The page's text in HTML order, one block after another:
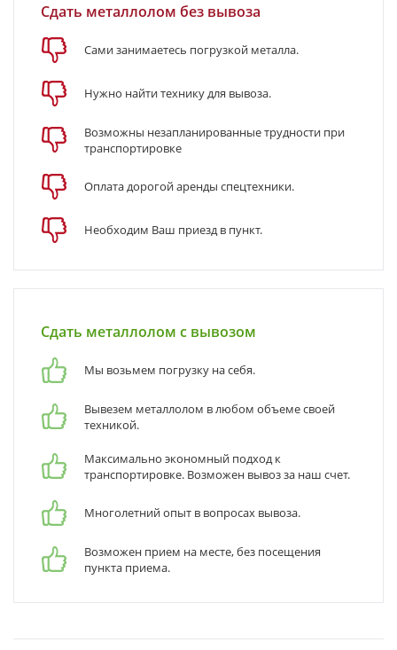
Сдать металлолом без вывоза
Сами занимаетесь погрузкой металла.
Нужно найти технику для вывоза.
Возможны незапланированные трудности при
транспортировке
Оплата дорогой аренды спецтехники.
Необходим Ваш приезд в пункт.
Сдать металлолом с вывозом
Мы возьмем погрузку на себя.
Вывезем металлолом в любом объеме своей
техникой.
Максимально экономный подход к
транспортировке. Возможен вывоз за наш счет.
Многолетний опыт в вопросах вывоза.
Возможен прием на месте, без посещения
пункта приема.